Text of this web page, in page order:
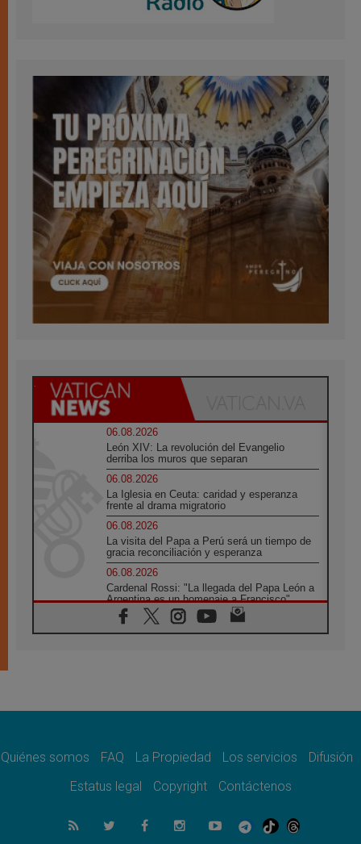
06.08.2026
León XIV: La revolución del Evangelio
derriba los muros que separan
06.08.2026
La Iglesia en Ceuta: caridad y esperanza
frente al drama migratorio
06.08.2026
La visita del Papa a Perú será un tiempo de
gracia reconciliación y esperanza
06.08.2026
Cardenal Rossi: "La llegada del Papa León a
Argentina es un homenaje a Francisco"
06.08.2026
En Asís, León XIV invita a los jóvenes a
05.08.2026
05.08.2026
sabiduría para afrontar los urgentes desafíos
05.08.2026
En marcha hacia Asís en nombre de San
Quiénes somos FAQ La Propiedad Los servicios
Difusión
Estatus legal
Copyright Contáctenos